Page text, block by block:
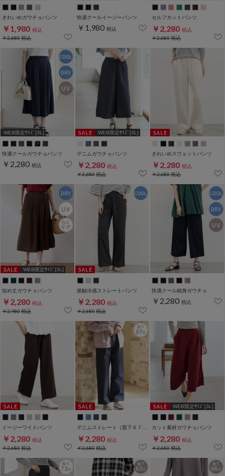
きれいめガウチョパンツ
￥1,980 税込
￥2,680税込
快適クールイージーパンツ
￥1,980 税込
セルフカットパンツ
￥2,280 税込
￥2,680税込
WEB限定ｻｲｽﾞ[3L]
快適クールガウチョパンツ
￥2,280 税込
WEB限定ｻｲｽﾞ[3L]
デニムガウチョパンツ
￥2,280 税込
￥2,680税込
きれいめスウェットパンツ
￥2,280 税込
￥2,680税込
WEB限定ｻｲｽﾞ[3L]
短め丈ガウチョパンツ
￥2,280 税込
￥2,480税込
接触冷感ストレートパンツ
￥2,280 税込
￥2,680税込
快適クール細身ガウチョ
￥2,280 税込
イージーワイドパンツ
￥2,280 税込
￥2,680税込
￥2,280 税込
￥2,680税込
WEB限定ｻｲｽﾞ[3L]
カット素材ガウチョパンツ
￥2,280 税込
￥2,680税込